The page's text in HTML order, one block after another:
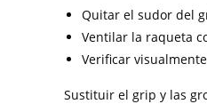
Quitar el sudor del
Ventilar la raqueta
Verificar
Sustituir el grip y las